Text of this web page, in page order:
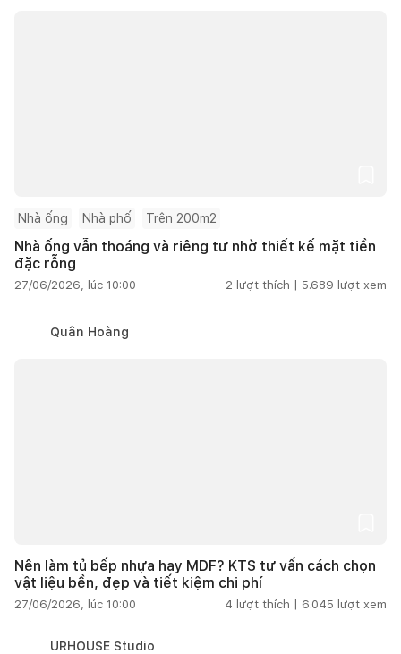
Nhà ống Nhà phố Trên 200m2
Nhà ống vẫn thoáng và riêng tư nhờ thiết kế mặt tiền
đặc rỗng
27/06/2026, lúc 10:00 2 lượt thích | 5.689 lượt xem
Quân Hoàng
Nên làm tủ bếp nhựa hay MDF? KTS tư vấn cách chọn
vật liệu bền, đẹp và tiết kiệm chi phí
27/06/2026, lúc 10:00 4 lượt thích | 6.045 lượt xem
URHOUSE Studio